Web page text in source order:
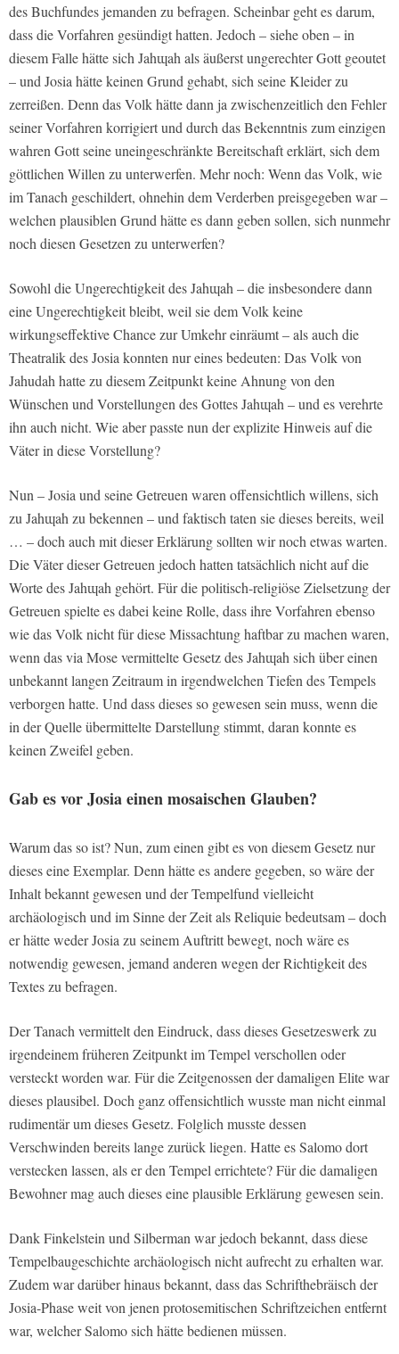
des Buchfundes jemanden zu befragen. Scheinbar geht es darum,
dass die Vorfahren gesündigt hatten. Jedoch – siehe oben – in
diesem Falle hätte sich Jahɰah als äußerst ungerechter Gott geoutet
– und Josia hätte keinen Grund gehabt, sich seine Kleider zu
zerreißen. Denn das Volk hätte dann ja zwischenzeitlich den Fehler
seiner Vorfahren korrigiert und durch das Bekenntnis zum einzigen
wahren Gott seine uneingeschränkte Bereitschaft erklärt, sich dem
göttlichen Willen zu unterwerfen. Mehr noch: Wenn das Volk, wie
im Tanach geschildert, ohnehin dem Verderben preisgegeben war –
welchen plausiblen Grund hätte es dann geben sollen, sich nunmehr
noch diesen Gesetzen zu unterwerfen?
Sowohl die Ungerechtigkeit des Jahɰah – die insbesondere dann
eine Ungerechtigkeit bleibt, weil sie dem Volk keine
wirkungseffektive Chance zur Umkehr einräumt – als auch die
Theatralik des Josia konnten nur eines bedeuten: Das Volk von
Jahudah hatte zu diesem Zeitpunkt keine Ahnung von den
Wünschen und Vorstellungen des Gottes Jahɰah – und es verehrte
ihn auch nicht. Wie aber passte nun der explizite Hinweis auf die
Väter in diese Vorstellung?
Nun – Josia und seine Getreuen waren offensichtlich willens, sich
zu Jahɰah zu bekennen – und faktisch taten sie dieses bereits, weil
… – doch auch mit dieser Erklärung sollten wir noch etwas warten.
Die Väter dieser Getreuen jedoch hatten tatsächlich nicht auf die
Worte des Jahɰah gehört. Für die politisch-religiöse Zielsetzung der
Getreuen spielte es dabei keine Rolle, dass ihre Vorfahren ebenso
wie das Volk nicht für diese Missachtung haftbar zu machen waren,
wenn das via Mose vermittelte Gesetz des Jahɰah sich über einen
unbekannt langen Zeitraum in irgendwelchen Tiefen des Tempels
verborgen hatte. Und dass dieses so gewesen sein muss, wenn die
in der Quelle übermittelte Darstellung stimmt, daran konnte es
keinen Zweifel geben.
Gab es vor Josia einen mosaischen Glauben?
Warum das so ist? Nun, zum einen gibt es von diesem Gesetz nur
dieses eine Exemplar. Denn hätte es andere gegeben, so wäre der
Inhalt bekannt gewesen und der Tempelfund vielleicht
archäologisch und im Sinne der Zeit als Reliquie bedeutsam – doch
er hätte weder Josia zu seinem Auftritt bewegt, noch wäre es
notwendig gewesen, jemand anderen wegen der Richtigkeit des
Textes zu befragen.
Der Tanach vermittelt den Eindruck, dass dieses Gesetzeswerk zu
irgendeinem früheren Zeitpunkt im Tempel verschollen oder
versteckt worden war. Für die Zeitgenossen der damaligen Elite war
dieses plausibel. Doch ganz offensichtlich wusste man nicht einmal
rudimentär um dieses Gesetz. Folglich musste dessen
Verschwinden bereits lange zurück liegen. Hatte es Salomo dort
verstecken lassen, als er den Tempel errichtete? Für die damaligen
Bewohner mag auch dieses eine plausible Erklärung gewesen sein.
Dank Finkelstein und Silberman war jedoch bekannt, dass diese
Tempelbaugeschichte archäologisch nicht aufrecht zu erhalten war.
Zudem war darüber hinaus bekannt, dass das Schrifthebräisch der
Josia-Phase weit von jenen protosemitischen Schriftzeichen entfernt
war, welcher Salomo sich hätte bedienen müssen.